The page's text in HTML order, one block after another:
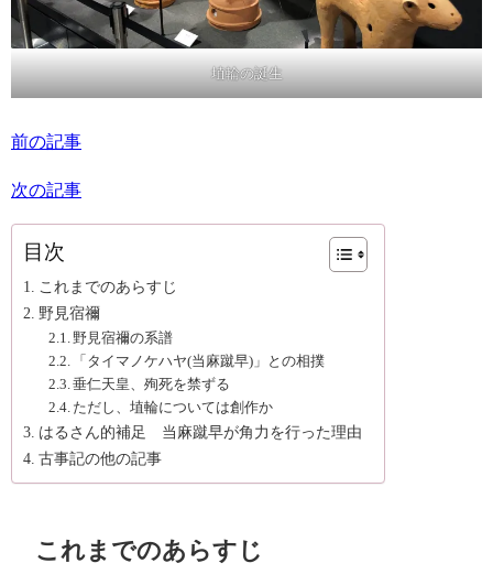
埴輪の誕生
前の記事
次の記事
目次
これまでのあらすじ
野見宿禰
野見宿禰の系譜
「タイマノケハヤ(当麻蹴早)」との相撲
垂仁天皇、殉死を禁ずる
ただし、埴輪については創作か
はるさん的補足 当麻蹴早が角力を行った理由
古事記の他の記事
これまでのあらすじ